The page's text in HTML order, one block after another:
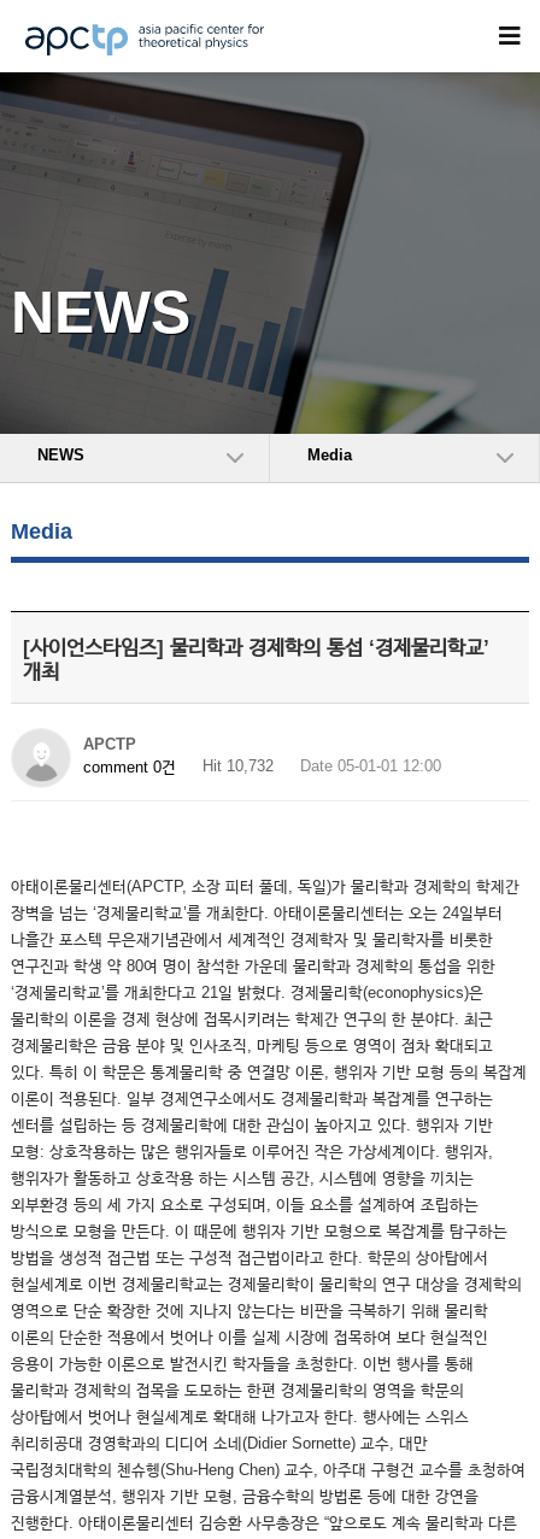
NEWS
NEWS Media
Media
[사이언스타임즈] 물리학과 경제학의 통섭 ‘경제물리학교’
개최
APCTP
comment 0건
Hit 10,732 Date 05-01-01 12:00
아태이론물리센터(APCTP, 소장 피터 풀데, 독일)가 물리학과 경제학의 학제간
장벽을 넘는 ‘경제물리학교’를 개최한다. 아태이론물리센터는 오는 24일부터
나흘간 포스텍 무은재기념관에서 세계적인 경제학자 및 물리학자를 비롯한
연구진과 학생 약 80여 명이 참석한 가운데 물리학과 경제학의 통섭을 위한
‘경제물리학교’를 개최한다고 21일 밝혔다. 경제물리학(econophysics)은
물리학의 이론을 경제 현상에 접목시키려는 학제간 연구의 한 분야다. 최근
경제물리학은 금융 분야 및 인사조직, 마케팅 등으로 영역이 점차 확대되고
있다. 특히 이 학문은 통계물리학 중 연결망 이론, 행위자 기반 모형 등의 복잡계
이론이 적용된다. 일부 경제연구소에서도 경제물리학과 복잡계를 연구하는
센터를 설립하는 등 경제물리학에 대한 관심이 높아지고 있다. 행위자 기반
모형: 상호작용하는 많은 행위자들로 이루어진 작은 가상세계이다. 행위자,
행위자가 활동하고 상호작용 하는 시스템 공간, 시스템에 영향을 끼치는
외부환경 등의 세 가지 요소로 구성되며, 이들 요소를 설계하여 조립하는
방식으로 모형을 만든다. 이 때문에 행위자 기반 모형으로 복잡계를 탐구하는
방법을 생성적 접근법 또는 구성적 접근법이라고 한다. 학문의 상아탑에서
현실세계로 이번 경제물리학교는 경제물리학이 물리학의 연구 대상을 경제학의
영역으로 단순 확장한 것에 지나지 않는다는 비판을 극복하기 위해 물리학
이론의 단순한 적용에서 벗어나 이를 실제 시장에 접목하여 보다 현실적인
응용이 가능한 이론으로 발전시킨 학자들을 초청한다. 이번 행사를 통해
물리학과 경제학의 접목을 도모하는 한편 경제물리학의 영역을 학문의
상아탑에서 벗어나 현실세계로 확대해 나가고자 한다. 행사에는 스위스
취리히공대 경영학과의 디디어 소네(Didier Sornette) 교수, 대만
국립정치대학의 첸슈헹(Shu-Heng Chen) 교수, 아주대 구형건 교수를 초청하여
금융시계열분석, 행위자 기반 모형, 금융수학의 방법론 등에 대한 강연을
진행한다. 아태이론물리센터 김승환 사무총장은 “앞으로도 계속 물리학과 다른